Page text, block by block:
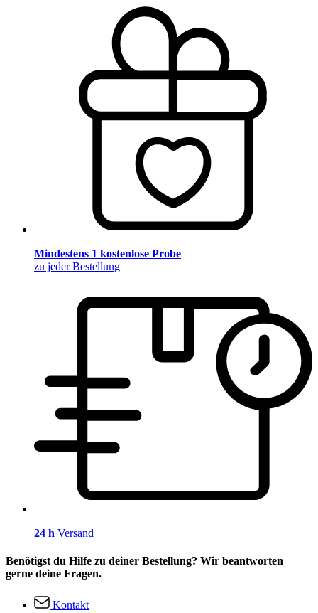
Mindestens 1 kostenlose Probe
zu jeder Bestellung
24 h Versand
Benötigst du Hilfe zu deiner Bestellung? Wir beantworten
gerne deine Fragen.
Kontakt